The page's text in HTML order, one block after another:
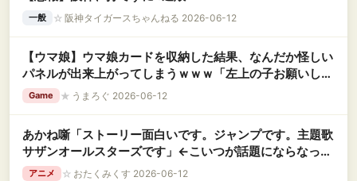
一般 ☆ 阪神タイガースちゃんねる 2026-06-12
【ウマ娘】ウマ娘カードを収納した結果、なんだか怪しい
パネルが出来上がってしまうｗｗｗ「左上の子お願いしま
す」
Game ★ うまろぐ 2026-06-12
あかね噺「ストーリー面白いです。ジャンプです。主題歌
サザンオールスターズです」←こいつが話題にならなった
理由
アニメ ☆ おたくみくす 2026-06-12